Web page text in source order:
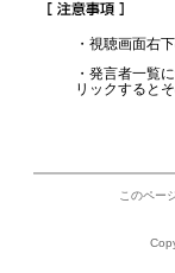
・視聴画面右
・発言者一覧
リックすると
このペー